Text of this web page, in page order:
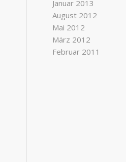
Januar 2013
August 2012
Mai 2012
März 2012
Februar 2011